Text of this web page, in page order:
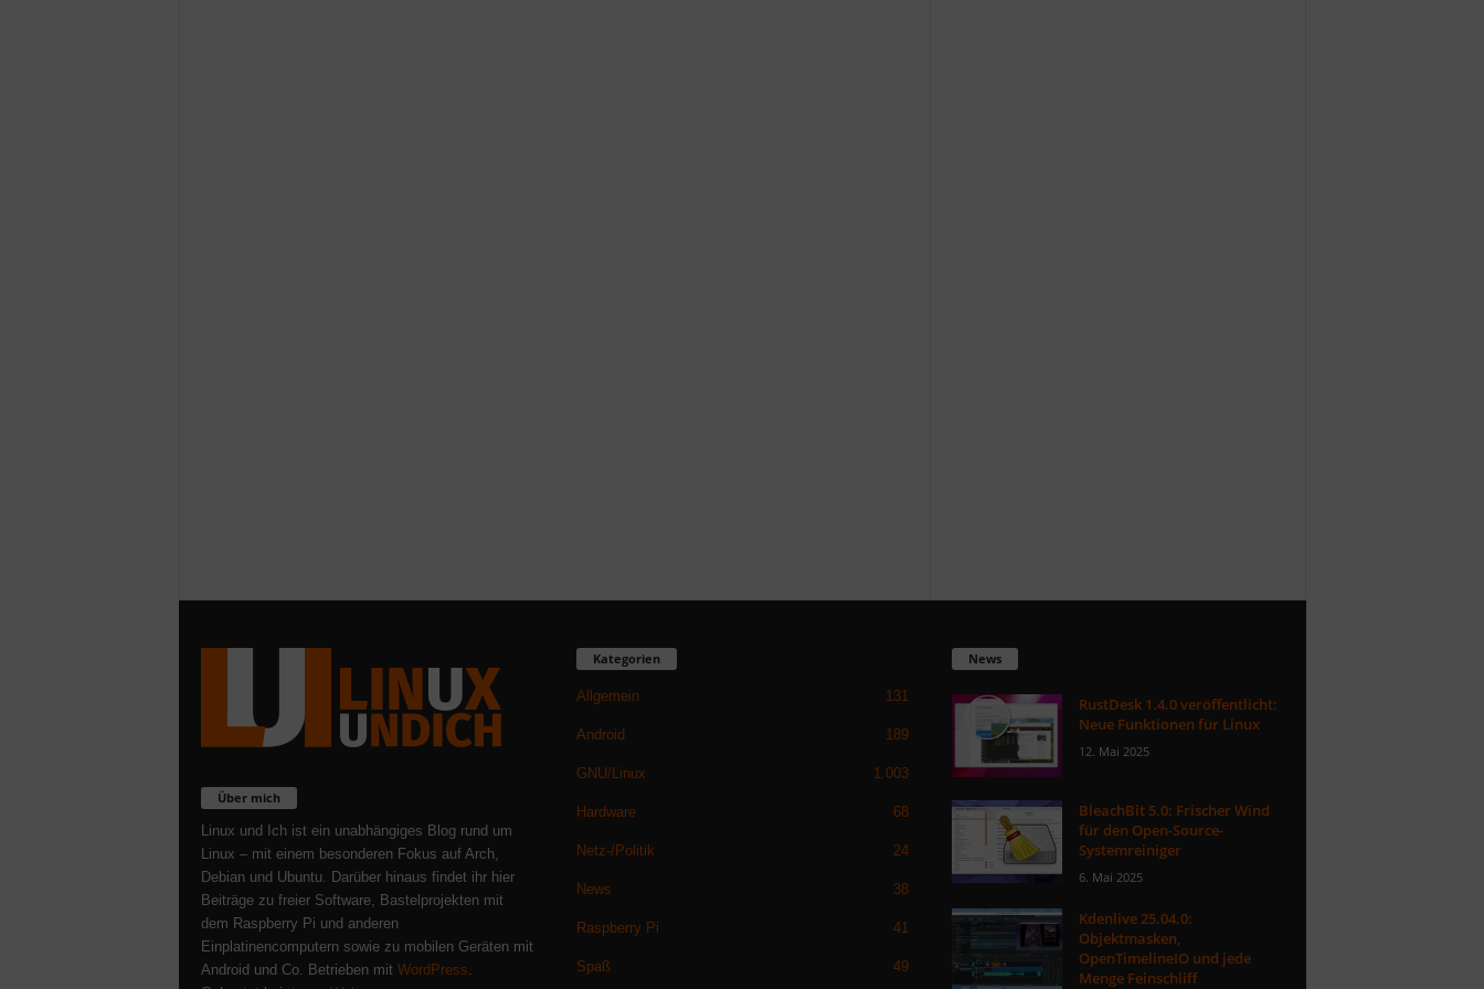
Über mich
Linux und Ich ist ein unabhängiges Blog rund um
Linux – mit einem besonderen Fokus auf Arch,
Debian und Ubuntu. Darüber hinaus findet ihr hier
Beiträge zu freier Software, Bastelprojekten mit
dem Raspberry Pi und anderen
Einplatinencomputern sowie zu mobilen Geräten mit
Android und Co. Betrieben mit WordPress
Kategorien
Allgemein 131
Android 189
GNU/Linux 1.003
Hardware 68
Netz-/Politik 24
News 38
Raspberry Pi 41
Spaß 49
News
RustDesk 1.4.0 veröffentlicht:
Neue Funktionen für Linux
12. Mai 2025
BleachBit 5.0: Frischer Wind
für den Open-Source-
Systemreiniger
6. Mai 2025
Kdenlive 25.04.0:
Objektmasken,
OpenTimelineIO und jede
Menge Feinschliff